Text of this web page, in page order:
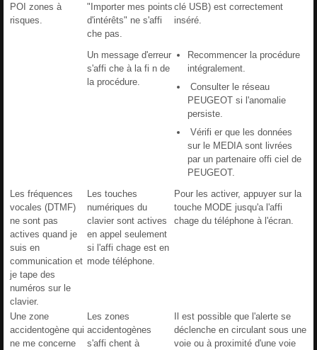
POI zones à
risques.
"Importer mes points
d'intérêts" ne s'affi
che pas.
clé USB) est correctement
inséré.
Un message d'erreur
s'affi che à la fi n de
la procédure.
Recommencer la procédure
intégralement.
Consulter le réseau
PEUGEOT si l'anomalie
persiste.
Vérifi er que les données
sur le MEDIA sont livrées
par un partenaire offi ciel de
PEUGEOT.
Les fréquences
vocales (DTMF)
ne sont pas
actives quand je
suis en
communication et
je tape des
numéros sur le
clavier.
Les touches
numériques du
clavier sont actives
en appel seulement
si l'affi chage est en
mode téléphone.
Pour les activer, appuyer sur la
touche MODE jusqu'a l'affi
chage du téléphone à l'écran.
Une zone
accidentogène qui
ne me concerne
Les zones
accidentogènes
s'affi chent à
Il est possible que l'alerte se
déclenche en circulant sous une
voie ou à proximité d'une voie